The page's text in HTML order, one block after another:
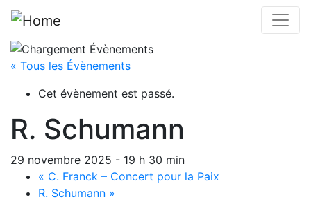
Bernard Richter
« Tous les Évènements
Cet évènement est passé.
R. Schumann
29 novembre 2025 - 19 h 30 min
« C. Franck – Concert pour la Paix
R. Schumann »